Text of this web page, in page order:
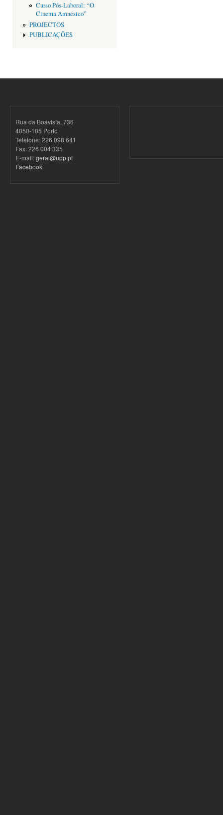
Curso Pós-Laboral: “O
Cinema Amnésico”
PROJECTOS
PUBLICAÇÕES
Rua da Boavista, 736
4050-105 Porto
Telefone: 226 098 641
Fax: 226 004 335
E-mail:geral@upp.pt
Facebook